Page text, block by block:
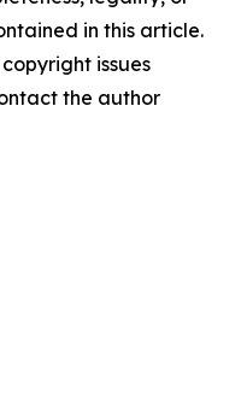
in this article.
issues
the author